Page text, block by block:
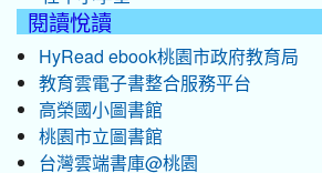
閱讀悅讀
HyRead ebook桃園市政府教育局
教育雲電子書整合服務平台
高榮國小圖書館
桃園市立圖書館
台灣雲端書庫@桃園